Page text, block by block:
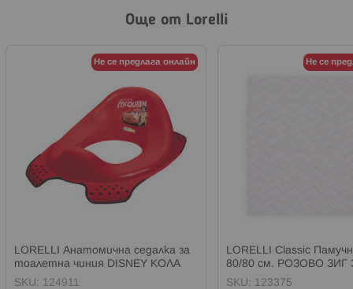
Още от Lorelli
Не се предлага онлайн
LORELLI Анатомична седалка за
тоалетна чиния DISNEY КОЛА
ЧЕРВЕНА
SKU: 124911
Не се
LORELLI Classic
80/80 см. РОЗОВО ЗИГ
SKU: 123375